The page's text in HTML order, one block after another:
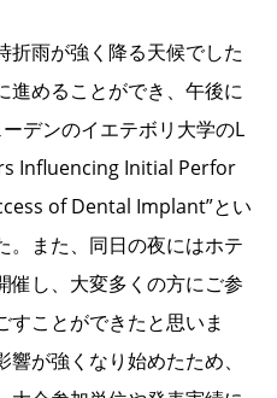
雨が強く降る天候でした
進めることができ、午後に
デンのイエテボリ大学のL
Influencing Initial Perfor
of Dental Implant”とい
。また、同日の夜にはホテ
催し、大変多くの方にご参
すことができたと思いま
が強くなり始めたため、